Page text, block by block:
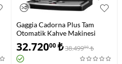
Gaggia Cadorna Plus Tam
Otomatik Kahve Makinesi
RI9601/01
32.72000₺38.49900 ₺